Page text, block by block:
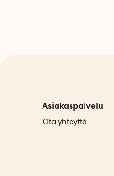
Asiakaspalvelu
Ota yhteyttä